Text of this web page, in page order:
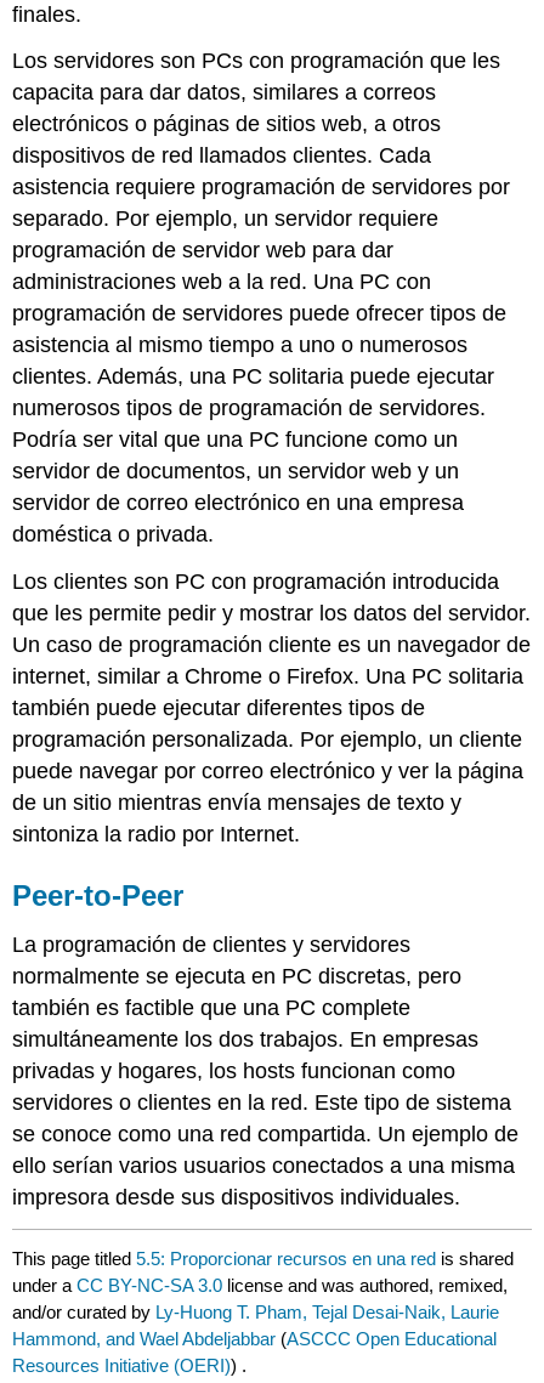
finales.
Los servidores son PCs con programación que les
capacita para dar datos, similares a correos
electrónicos o páginas de sitios web, a otros
dispositivos de red llamados clientes. Cada
asistencia requiere programación de servidores por
separado. Por ejemplo, un servidor requiere
programación de servidor web para dar
administraciones web a la red. Una PC con
programación de servidores puede ofrecer tipos de
asistencia al mismo tiempo a uno o numerosos
clientes. Además, una PC solitaria puede ejecutar
numerosos tipos de programación de servidores.
Podría ser vital que una PC funcione como un
servidor de documentos, un servidor web y un
servidor de correo electrónico en una empresa
doméstica o privada.
Los clientes son PC con programación introducida
que les permite pedir y mostrar los datos del servidor.
Un caso de programación cliente es un navegador de
internet, similar a Chrome o Firefox. Una PC solitaria
también puede ejecutar diferentes tipos de
programación personalizada. Por ejemplo, un cliente
puede navegar por correo electrónico y ver la página
de un sitio mientras envía mensajes de texto y
sintoniza la radio por Internet.
Peer-to-Peer
La programación de clientes y servidores
normalmente se ejecuta en PC discretas, pero
también es factible que una PC complete
simultáneamente los dos trabajos. En empresas
privadas y hogares, los hosts funcionan como
servidores o clientes en la red. Este tipo de sistema
se conoce como una red compartida. Un ejemplo de
ello serían varios usuarios conectados a una misma
impresora desde sus dispositivos individuales.
This page titled5.5: Proporcionar recursos en una red is shared
under aCC BY-NC-SA 3.0 license and was authored, remixed,
and/or curated by Ly-Huong T. Pham, Tejal Desai-Naik, Laurie
Hammond, and Wael Abdeljabbar (ASCCC Open Educational
Resources Initiative (OERI)) .